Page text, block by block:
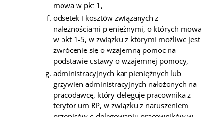
mowa w pkt 1,
odsetek i kosztów związanych z
należnościami pieniężnymi, o których mowa
w pkt 1-5, w związku z którymi możliwe jest
zwrócenie się o wzajemną pomoc na
podstawie ustawy o wzajemnej pomocy,
administracyjnych kar pieniężnych lub
grzywien administracyjnych nałożonych na
pracodawcę, który deleguje pracownika z
terytorium RP, w związku z naruszeniem